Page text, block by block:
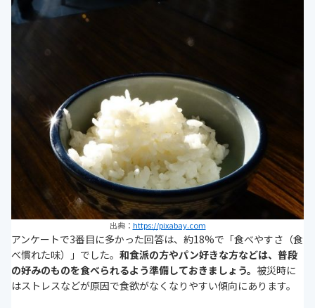
出典： https://pixabay.com
アンケートで3番目に多かった回答は、約18%で「食べやすさ（食
べ慣れた味）」でした。 和食派の方やパン好きな方などは、 普段
の好みのものを食べられるよう準備しておきましょう。 被災時に
はストレスなどが原因で食欲がなくなりやすい傾向にあります。